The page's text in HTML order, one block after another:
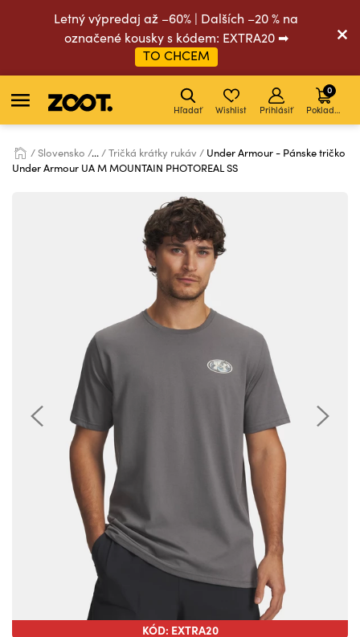
Letný výpredaj až –60% | Dalších –20 % na
označené kousky s kódem: EXTRA20 ➡
TO CHCEM
Hľadať Wishlist Prihlásiť Pokladňa
0
Slovensko ... Tričká krátky rukáv
Under Armour - Pánske tričko
Under Armour UA M MOUNTAIN PHOTOREAL SS
KÓD: EXTRA20